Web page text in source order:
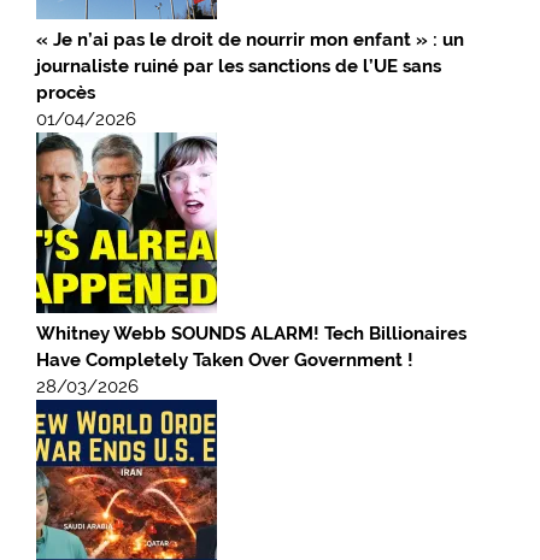
« Je n’ai pas le droit de nourrir mon enfant » : un
journaliste ruiné par les sanctions de l’UE sans
procès
01/04/2026
Whitney Webb SOUNDS ALARM! Tech Billionaires
Have Completely Taken Over Government !
28/03/2026